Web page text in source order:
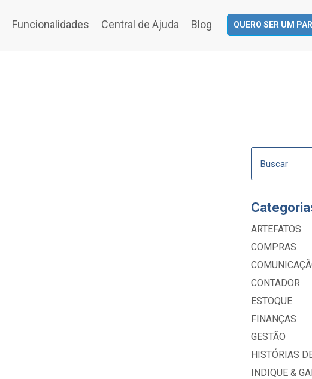
Funcionalidades Central de Ajuda Blog QUERO SER UM
ARTEFATOS
COMPRAS
CONTADOR
ESTOQUE
FINANÇAS
GESTÃO
HISTÓRIAS
INDIQUE &